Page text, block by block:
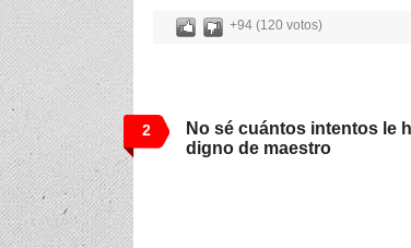
+94 (120 votos)
2
No sé cuántos intentos le
digno de maestro